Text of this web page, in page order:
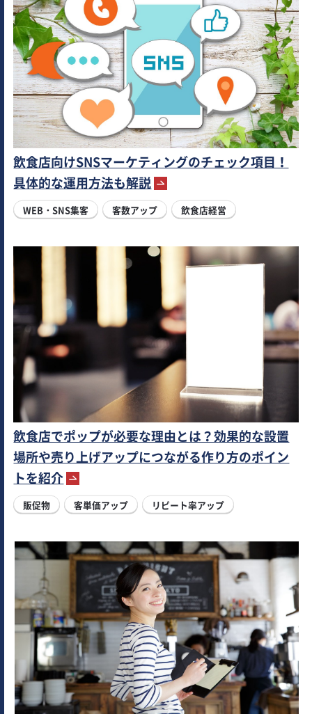
飲食店向けSNSマーケティングのチェック項目！
具体的な運用方法も解説
WEB・SNS集客 客数アップ 飲食店経営
飲食店でポップが必要な理由とは？効果的な設置
場所や売り上げアップにつながる作り方のポイン
トを紹介
販促物 客単価アップ リピート率アップ